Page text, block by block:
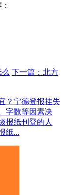
下一篇：北方
？宁德登报挂失
字数等因素决
报纸刊登的人
纸...